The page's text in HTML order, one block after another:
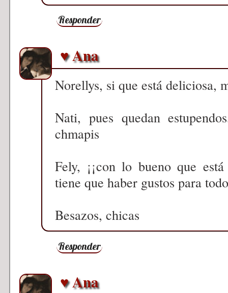
Responder
♥ Ana
Norellys, si que está deliciosa,
Nati, pues quedan
chmapis
Fely, ¡¡con lo bueno que
tiene que haber gustos para todo
Besazos, chicas
Responder
♥ Ana